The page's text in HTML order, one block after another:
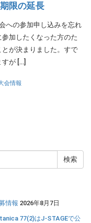
限の延長
への参加申し込みを忘れ
加したくなった方のた
が決まりました。すで
が […]
会情報
情報 2026年8月7日
77(2)はJ-STAGEで公